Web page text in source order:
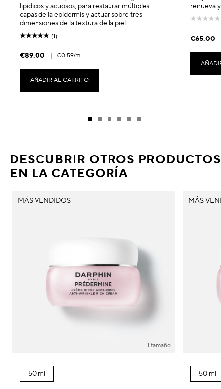
lipídicos y acuosos, para restaurar múltiples
capas de la epidermis y actuar sobre tres
dimensiones de la textura de la piel.
(1)
€89.00 | €0.59/ml
AÑADIR AL CARRITO
renueva
€65.00
DESCUBRIR OTROS PRODUCTOS
EN LA CATEGORÍA
MÁS VENDIDOS
1 tamaño
50 ml
MÁS
50 ml